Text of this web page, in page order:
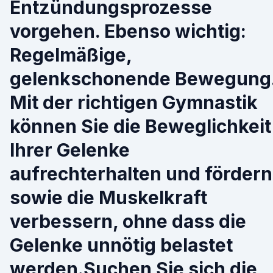
Entzündungsprozesse
vorgehen. Ebenso wichtig:
Regelmäßige,
gelenkschonende
Mit der richtigen Gymnastik
können Sie die Beweglichkeit
Ihrer Gelenke
aufrechterhalten und
sowie die Muskelkraft
verbessern, ohne dass die
Gelenke unnötig belastet